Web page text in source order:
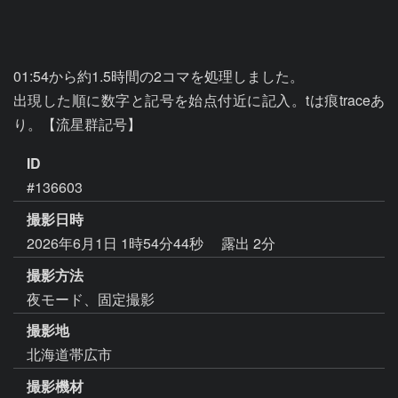
01:54から約1.5時間の2コマを処理しました。
出現した順に数字と記号を始点付近に記入。tは痕traceあ
り。【流星群記号】
ID
#136603
撮影日時
2026年6月1日 1時54分44秒
露出 2分
撮影方法
夜モード、固定撮影
撮影地
北海道帯広市
撮影機材